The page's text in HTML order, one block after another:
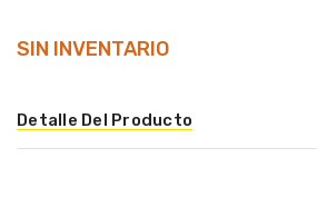
SIN INVENTARIO
Detalle Del Producto